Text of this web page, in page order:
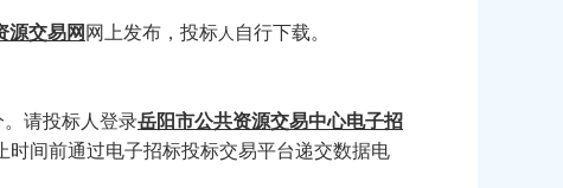
源交易网 网上发布，投标人 自行下载。
。请投标人登录岳阳市公共资源交易中心电子招
间前通过电子招标投标交易平台递交数据电